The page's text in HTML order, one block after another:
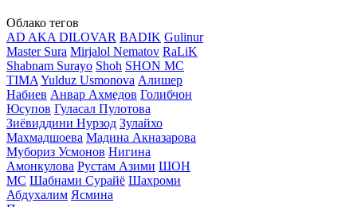
Облако тегов
AD AKA DILOVAR BADIK Gulinur
Master Sura Mirjalol Nematov RaLiK
Shabnam Surayo Shoh SHON MC
TIMA Yulduz Usmonova Алишер
Набиев Анвар Ахмедов Голибчон
Юсупов Гуласал Пулотова
Зиёвиддини Нурзод Зулайхо
Махмадшоева Мадина Акназарова
Мубориз Усмонов Нигина
Амонкулова Рустам Азими ШОН
МС Шабнами Сурайё Шахроми
Абдухалим Ясмина